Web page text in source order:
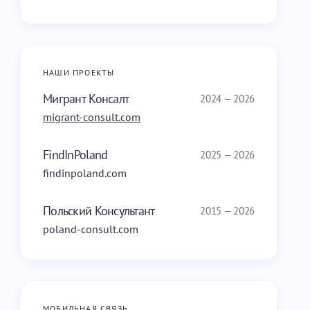
НАШИ ПРОЕКТЫ
Мигрант Консалт 2024 — 2026
migrant-consult.com
FindInPoland 2025 — 2026
findinpoland.com
Польский Консультант 2015 — 2026
poland-consult.com